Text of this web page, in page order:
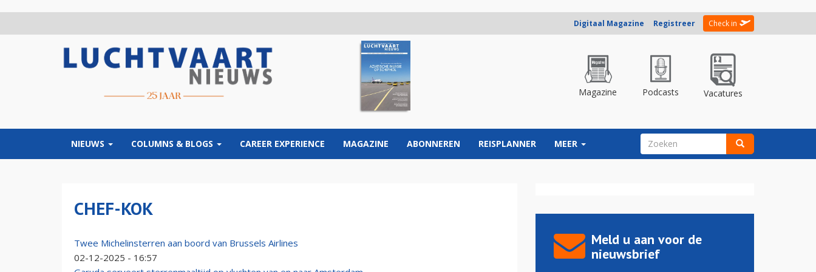
Digitaal Magazine Registreer Check in
Magazine Podcasts Vacatures
NIEUWS COLUMNS & BLOGS CAREER EXPERIENCE MAGAZINE ABONNEREN REISPLANNER MEER ZOEKVELD
CHEF-KOK
Twee Michelinsterren aan boord van Brussels Airlines
02-12-2025 - 16:57
Meld u aan voor de
nieuwsbrief